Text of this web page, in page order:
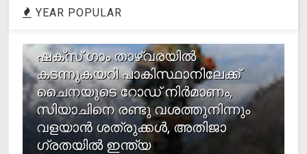
YEAR POPULAR
ഷക്സ് ​ഗാം താഴ്‌വരയിൽ
കടന്നുകയറി പാകിസ്ഥാനിലേക്ക്
ചൈനയുടെ റോഡ് നിർമാണം,
സിയാചിനെ രണ്ടു വശത്തുനിന്നും
വളയാൻ ശത്രുക്കൾ, അതിജാ​
ഗ്രതയിൽ ഇന്ത്യ